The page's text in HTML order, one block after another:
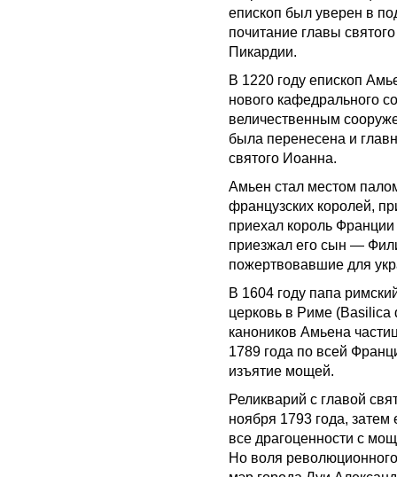
епископ был уверен в
почитание главы
Пикардии.
В 1220 году епископ
нового кафедрального
величественным
была перенесена и
святого Иоанна.
Амьен стал местом
французских королей,
приехал король
приезжал его сын —
пожертвовавшие для
В 1604 году папа
церковь в Риме (Basilica
каноников Амьена
1789 года по всей
изъятие мощей.
Реликварий с главой
ноября 1793 года, затем
все драгоценности с
Но воля